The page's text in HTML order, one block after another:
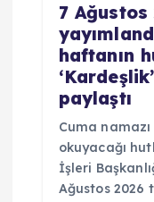
7 Ağustos
haftanın
paylaştı
Cuma
okuyacağı
İşleri
Ağustos 2026